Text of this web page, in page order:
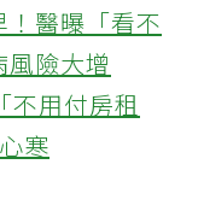
醫曝「看不
險大增
不用付房租
寒